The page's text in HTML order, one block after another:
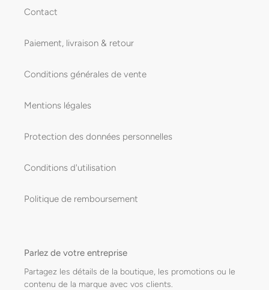
Contact
Paiement, livraison & retour
Conditions générales de vente
Mentions légales
Protection des données personnelles
Conditions d'utilisation
Politique de remboursement
Parlez de votre entreprise
Partagez les détails de la boutique, les promotions ou le
contenu de la marque avec vos clients.